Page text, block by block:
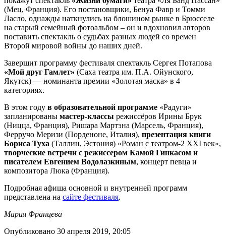
(Мец, Франция). Его постановщики, Бенуа Фавр и Томми
Ласло, однажды наткнулись на блошином рынке в Брюсселе
на старый семейный фотоальбом – он и вдохновил авторов
поставить спектакль о судьбах разных людей со времен
Второй мировой войны до наших дней.
Завершит программу фестиваля спектакль Сергея Потапова
«Мой друг Гамлет» (Саха театра им. П.А. Ойунского,
Якутск) — номинанта премии «Золотая маска» в 4
категориях.
В этом году в образовательной программе «Радуги»
запланированы мастер-классы режиссёров Ирины Брук
(Ницца, Франция), Ришара Мартэна (Марсель, Франция),
Ферручо Меризи (Порденоне, Италия), презентация книги
Бориса Туха (Таллин, Эстония) «Роман с театром-2 XXI век»,
творческие встречи с режиссером Камой Гинкасом и
писателем Евгением Водолазкиным, концерт певца и
композитора Люка (Франция).
Подробная афиша основной и внутренней программ
представлена на сайте фестиваля.
Мария Францева
Опубликовано 30 апреля 2019, 20:05